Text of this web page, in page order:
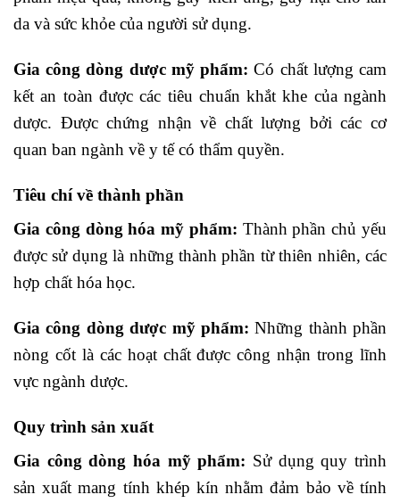
da và sức khỏe của người sử dụng.
Gia công dòng dược mỹ phẩm: Có chất lượng cam
kết an toàn được các tiêu chuẩn khắt khe của ngành
dược. Được chứng nhận về chất lượng bởi các cơ
quan ban ngành về y tế có thẩm quyền.
Tiêu chí về thành phần
Gia công dòng hóa mỹ phẩm: Thành phần chủ yếu
được sử dụng là những thành phần từ thiên nhiên, các
hợp chất hóa học.
Gia công dòng dược mỹ phẩm: Những thành phần
nòng cốt là các hoạt chất được công nhận trong lĩnh
vực ngành dược.
Quy trình sản xuất
Gia công dòng hóa mỹ phẩm: Sử dụng quy trình
sản xuất mang tính khép kín nhằm đảm bảo về tính